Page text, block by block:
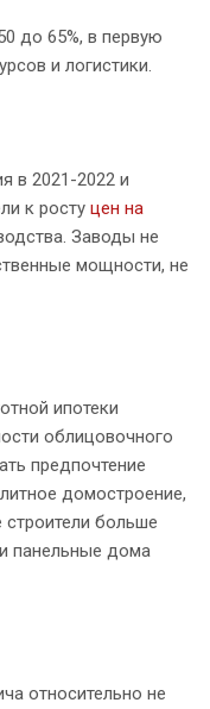
до 65%, в первую
и логистики.
в 2021-2022 и
к росту цен на
Заводы не
мощности, не
ипотеки
облицовочного
предпочтение
домостроение,
больше
панельные дома
относительно не